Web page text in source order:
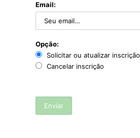
Email:
Opção:
Solicitar ou atualizar inscrição
Cancelar inscrição